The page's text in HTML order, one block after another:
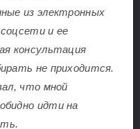
из электронных
и ее
консультация
не приходится.
что мной
идти на